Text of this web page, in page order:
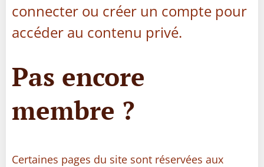
connecter ou créer un compte pour
accéder au contenu privé.
Pas encore
membre ?
Certaines pages du site sont réservées aux